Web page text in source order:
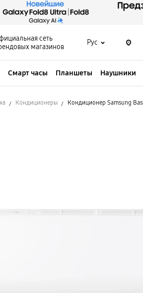
сеть
магазинов
Рус
Смарт часы Планшеты Наушники
Кондиционеры Кондиционер Samsung